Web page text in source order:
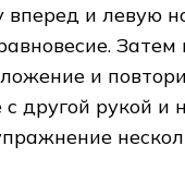
вперед и левую
Затем
и
другой рукой и